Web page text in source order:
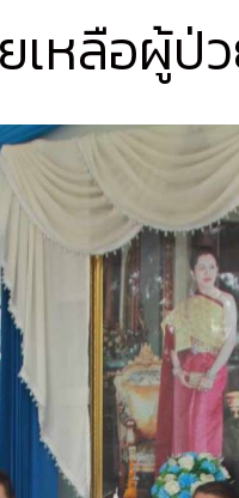
หลือผู้ป่